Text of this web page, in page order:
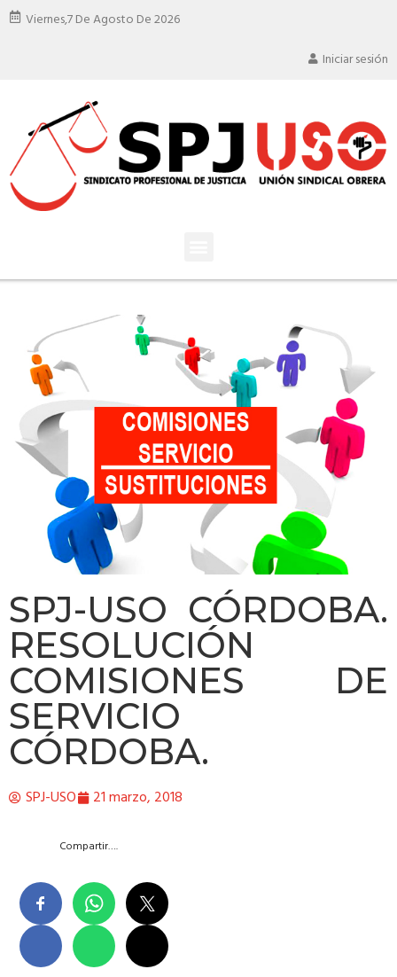
Viernes,7 De Agosto De 2026
Iniciar sesión
SPJ-USO CÓRDOBA.
RESOLUCIÓN
COMISIONES DE
SERVICIO
CÓRDOBA.
SPJ-USO 21 marzo, 2018
Compartir….